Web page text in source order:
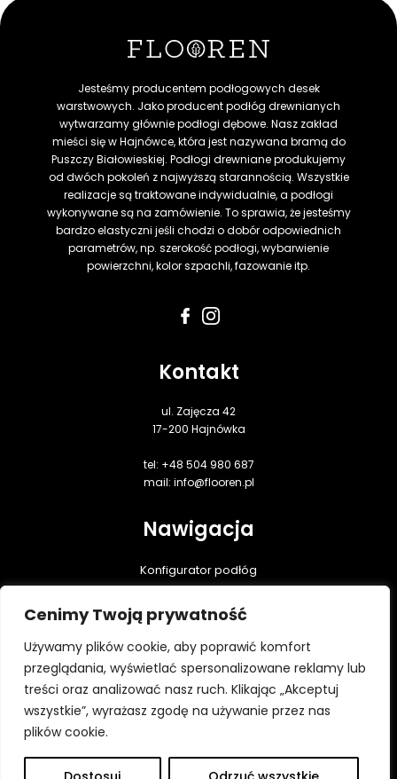
Cenimy Twoją prywatność
Używamy plików cookie, aby poprawić komfort
przeglądania, wyświetlać spersonalizowane reklamy lub
treści oraz analizować nasz ruch. Klikając „Akceptuj
wszystkie”, wyrażasz zgodę na używanie przez nas
plików cookie.
Jesteśmy producentem podłogowych desek
warstwowych. Jako producent podłóg drewnianych
wytwarzamy głównie podłogi dębowe. Nasz zakład
mieści się w Hajnówce, która jest nazywana bramą do
Puszczy Białowieskiej. Podłogi drewniane produkujemy
od dwóch pokoleń z najwyższą starannością. Wszystkie
realizacje są traktowane indywidualnie, a podłogi
wykonywane są na zamówienie. To sprawia, że jesteśmy
bardzo elastyczni jeśli chodzi o dobór odpowiednich
parametrów, np. szerokość podłogi, wybarwienie
powierzchni, kolor szpachli, fazowanie itp.
Kontakt
ul. Zajęcza 42
17-200 Hajnówka
tel: +48 504 980 687
mail: info@flooren.pl
Nawigacja
Konfigurator podłóg
Realizacje
Praktyczna wiedza
Do pobrania
Kontakt
Polityka prywatności